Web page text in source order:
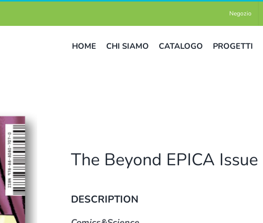
Negozio
HOME CHI SIAMO CATALOGO PROGETTI
The Beyond EPICA Issue
DESCRIPTION